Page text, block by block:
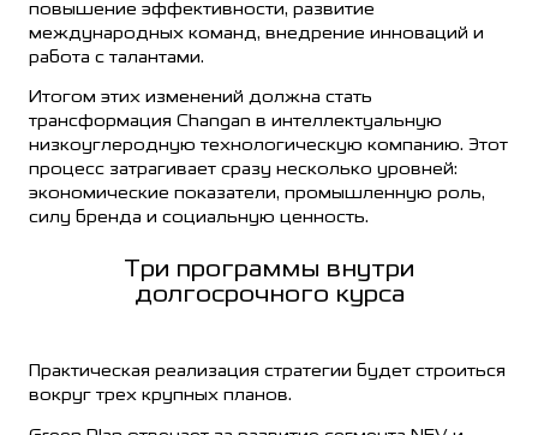
повышение эффективности, развитие
международных команд, внедрение инноваций и
работа с талантами.
Итогом этих изменений должна стать
трансформация Changan в интеллектуальную
низкоуглеродную технологическую компанию. Этот
процесс затрагивает сразу несколько уровней:
экономические показатели, промышленную роль,
силу бренда и социальную ценность.
Три программы внутри
долгосрочного курса
Практическая реализация стратегии будет строиться
вокруг трех крупных планов.